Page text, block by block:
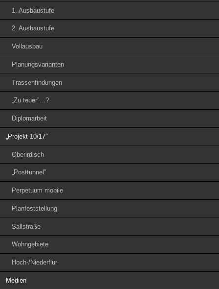
1. Ausbaustufe
2. Ausbaustufe
Vollausbau
Planungsvarianten
Trassenfindungen
„Zu teuer”…?
Diplomarbeit
„Projekt 10/17”
Oberirdisch
„Posttunnel”
Perpetuum mobile
Planfeststellung
Sallstraße
Wohngebiete
Hoch-/Niederflur
Medien